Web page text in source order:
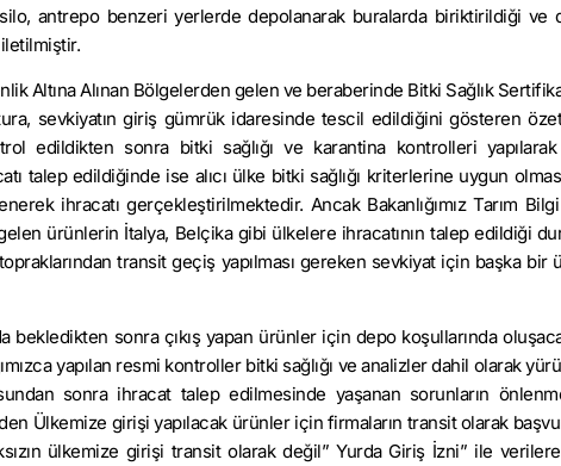
antrepo benzeri yerlerde depolanarak buralarda biriktirildiği ve
Altına Alınan Bölgelerden gelen ve beraberinde Bitki Sağlık
sevkiyatın giriş gümrük idaresinde tescil edildiğini gösteren
edildikten sonra bitki sağlığı ve karantina kontrolleri
talep edildiğinde ise alıcı ülke bitki sağlığı kriterlerine uygun
ihracatı gerçekleştirilmektedir. Ancak Bakanlığımız Tarım
ürünlerin İtalya, Belçika gibi ülkelere ihracatının talep edildiği
transit geçiş yapılması gereken sevkiyat için başka bir
sonra çıkış yapan ürünler için depo koşullarında
yapılan resmi kontroller bitki sağlığı ve analizler dahil olarak
sonra ihracat talep edilmesinde yaşanan sorunların
Ülkemize girişi yapılacak ürünler için firmaların transit olarak
ülkemize girişi transit olarak değil” Yurda Giriş İzni” ile